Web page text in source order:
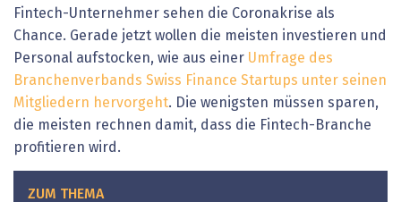
Fintech-Unternehmer sehen die Coronakrise als
Chance. Gerade jetzt wollen die meisten investieren und
Personal aufstocken, wie aus einer Umfrage des
Branchenverbands Swiss Finance Startups unter seinen
Mitgliedern hervorgeht. Die wenigsten müssen sparen,
die meisten rechnen damit, dass die Fintech-Branche
profitieren wird.
ZUM THEMA